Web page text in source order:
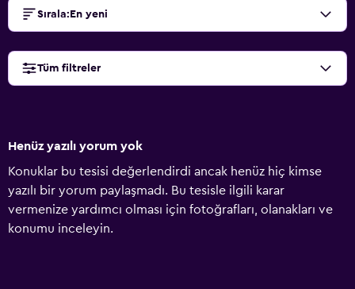
Sırala: En yeni
Tüm filtreler
Henüz yazılı yorum yok
Konuklar bu tesisi değerlendirdi ancak henüz hiç kimse
yazılı bir yorum paylaşmadı. Bu tesisle ilgili karar
vermenize yardımcı olması için fotoğrafları, olanakları ve
konumu inceleyin.